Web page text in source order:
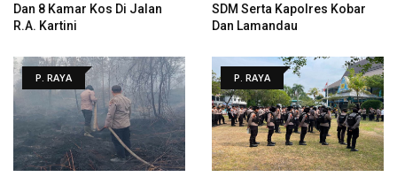
Dan 8 Kamar Kos Di Jalan
R.A. Kartini
SDM Serta Kapolres Kobar
Dan Lamandau
P. RAYA P. RAYA